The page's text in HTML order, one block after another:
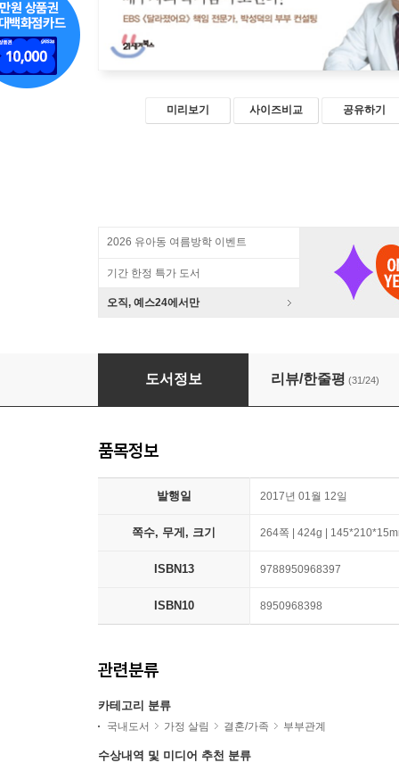
미리보기 사이즈비교 공유하기
2026 유아동 여름방학 이벤트
기간 한정 특가 도서
오직, 예스24에서만
당신, 힘들었겠다
도서정보 리뷰/한줄평 (31/24)
품목정보
발행일 2017년 01월 12일
쪽수, 무게, 크기 264쪽 | 424g |
ISBN13 9788950968397
ISBN10 8950968398
관련분류
카테고리 분류
국내도서 가정 살림 결혼/가족 부부관계
수상내역 및 미디어 추천 분류